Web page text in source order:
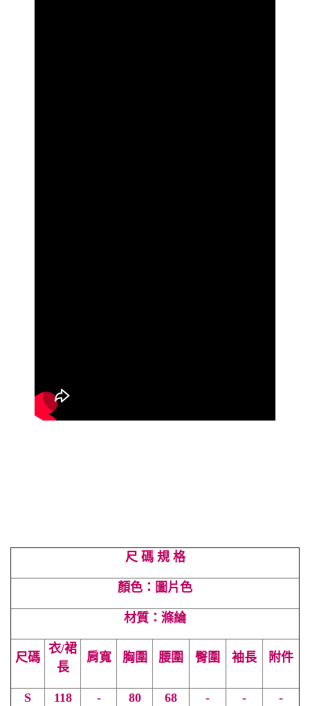
尺 碼 規 格
顏色：圖片色
材質：滌綸
尺碼
衣/裙
長
肩寬 胸圍 腰圍 臀圍 袖長 附件
S 118 - 80 68 - - -